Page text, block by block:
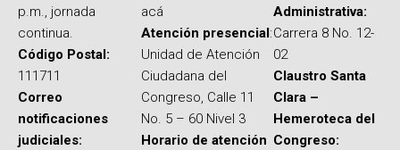
p.m., jornada
continua.
Código Postal:
111711
Correo
notificaciones
judiciales:
acá
Atención presencial:
Unidad de Atención
Ciudadana del
Congreso, Calle 11
No. 5 – 60 Nivel 3
Horario de atención
Administrativa:
Carrera 8 No. 12-
02
Claustro Santa
Clara –
Hemeroteca del
Congreso: